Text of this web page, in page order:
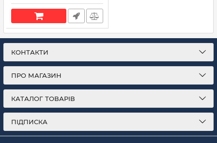
Артикул: 282767-2
КОНТАКТИ
ПРО МАГАЗИН
КАТАЛОГ ТОВАРІВ
ПІДПИСКА